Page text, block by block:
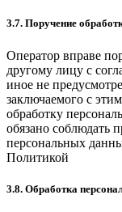
3.7. Поручение
Оператор вправе
другому лицу с
иное не
заключаемого с
обработку
обязано соблюдать
персональных
Политикой
3.8. Обработка